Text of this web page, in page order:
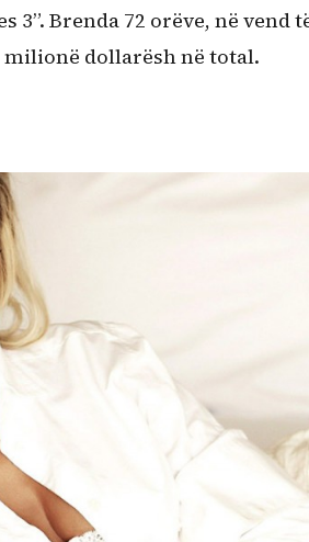
3”. Brenda 72 orëve, në vend
dollarësh në total.